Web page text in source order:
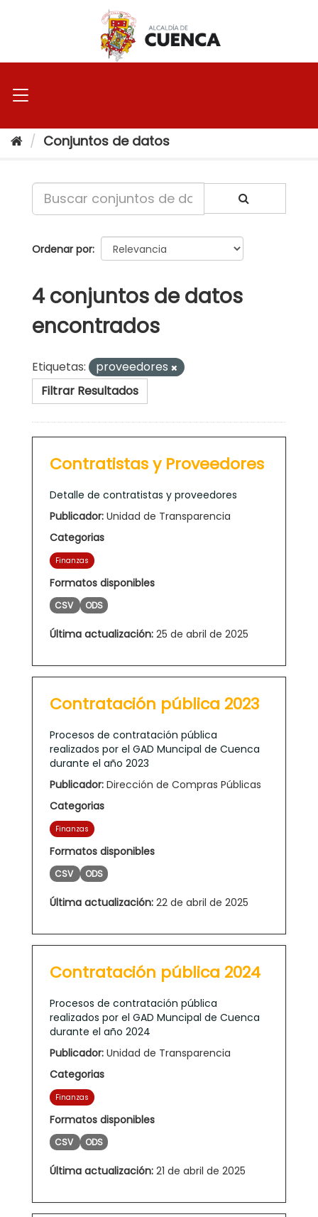
Conjuntos de datos
Ordenar por
4 conjuntos de datos
encontrados
Etiquetas:
proveedores
Filtrar Resultados
Contratistas y Proveedores
Detalle de contratistas y proveedores
Publicador: Unidad de Transparencia
Categorias
Finanzas
Formatos disponibles
CSV ODS
Última actualización: 25 de abril de 2025
Contratación pública 2023
Procesos de contratación pública
realizados por el GAD Muncipal de Cuenca
durante el año 2023
Publicador: Dirección de Compras Públicas
Categorias
Finanzas
Formatos disponibles
CSV ODS
Última actualización: 22 de abril de 2025
Contratación pública 2024
Procesos de contratación pública
realizados por el GAD Muncipal de Cuenca
durante el año 2024
Publicador: Unidad de Transparencia
Categorias
Finanzas
Formatos disponibles
CSV ODS
Última actualización: 21 de abril de 2025